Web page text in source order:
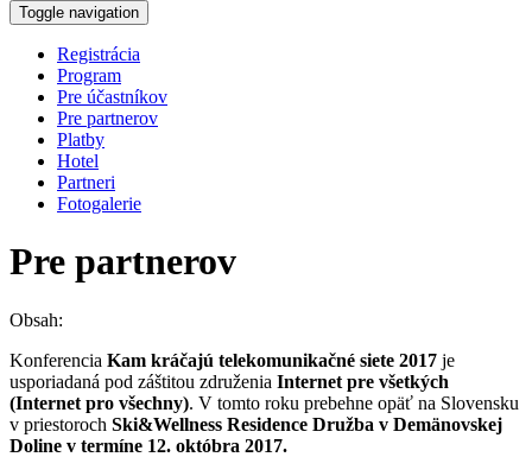
Toggle navigation
Registrácia
Program
Pre účastníkov
Pre partnerov
Platby
Hotel
Partneri
Fotogalerie
Pre partnerov
Obsah:
Konferencia Kam kráčajú telekomunikačné siete 2017 je
usporiadaná pod záštitou združenia Internet pre všetkých
(Internet pro všechny). V tomto roku prebehne opäť na Slovensku
v priestoroch Ski&Wellness Residence Družba v Demänovskej
Doline v termíne 12. októbra 2017.